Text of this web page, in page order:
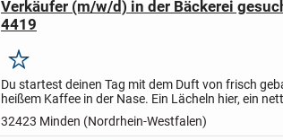
Verkäufer (m/w/d) in der Bäckerei
4419
Merken
Du startest deinen Tag mit dem Duft von frisch
heißem Kaffee in der Nase. Ein Lächeln hier, ein
dein neuer Arbeitsplatz! Lust auf eine neue...
32423 Minden (Nordrhein-Westfalen)